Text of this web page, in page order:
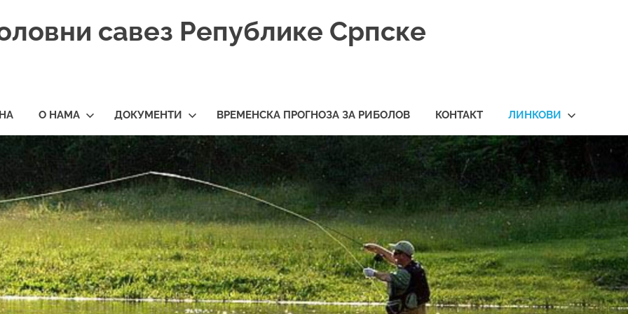
савез Републике Српске
О НАМА ДОКУМЕНТИ ВРЕМЕНСКА ПРОГНОЗА ЗА РИБОЛОВ КОНТАКТ ЛИНКОВИ